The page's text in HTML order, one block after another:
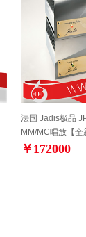
法国 Jadis极品
MM/MC唱放【
￥172000